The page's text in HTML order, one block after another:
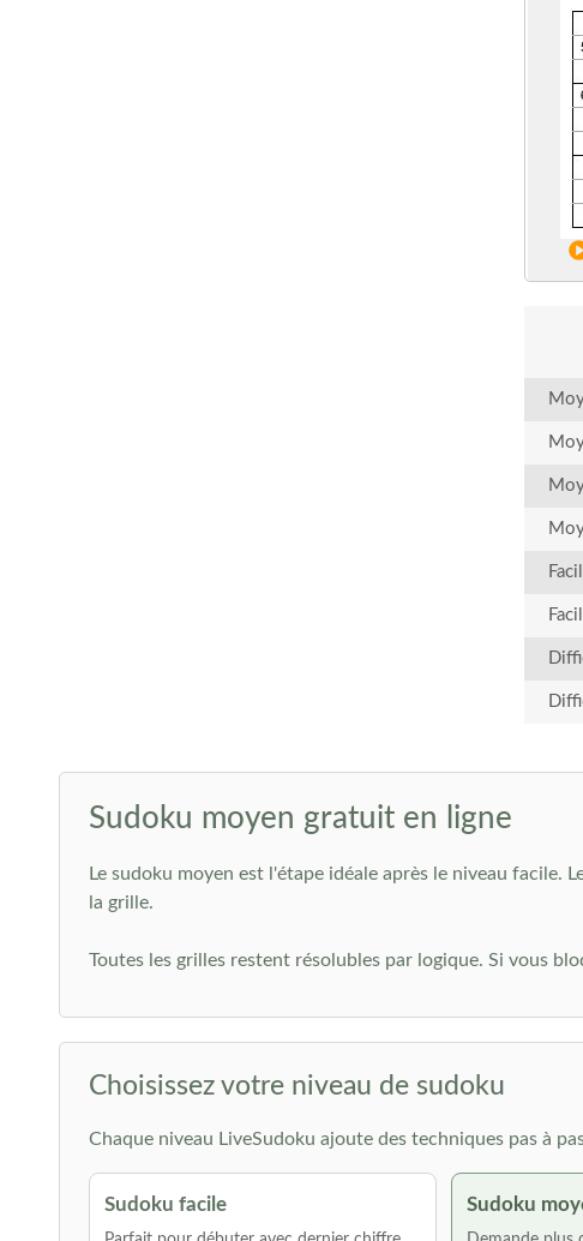
Sudoku moyen gratuit en ligne
Le sudoku moyen est l'étape idéale après le niveau
la grille.
Toutes les grilles restent résolubles par logique. Si vous
Choisissez votre niveau de sudoku
Chaque niveau LiveSudoku ajoute des techniques pas à
Sudoku facile Sudoku